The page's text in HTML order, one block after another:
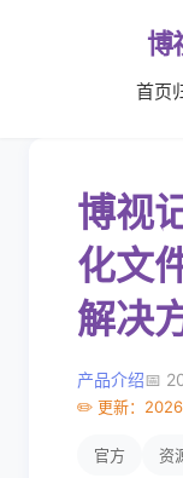
博
首页
博视
化文
解决
产品介绍📅
✏️ 更新：
官方 资